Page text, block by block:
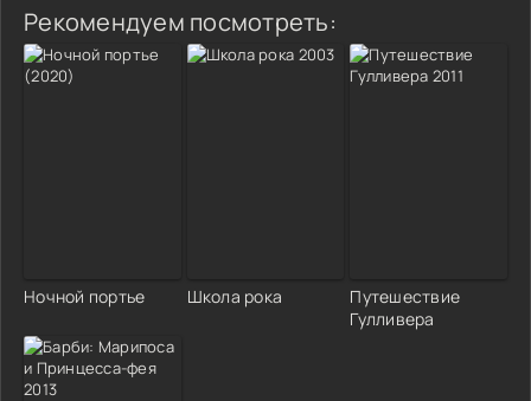
Рекомендуем посмотреть:
Ночной портье Школа рока
Путешествие
Гулливера